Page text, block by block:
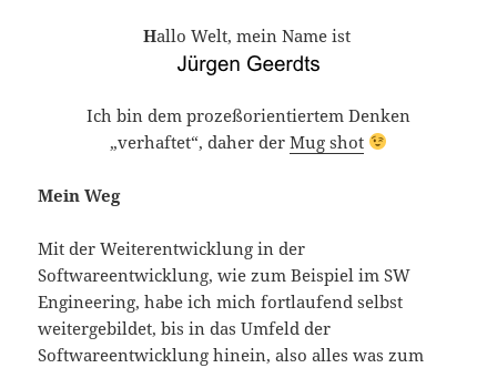
Hallo Welt, mein Name ist
Ich bin dem prozeßorientiertem Denken
„verhaftet“, daher der Mug shot
Mein Weg
Mit der Weiterentwicklung in der
Softwareentwicklung, wie zum Beispiel im SW
Engineering, habe ich mich fortlaufend selbst
weitergebildet, bis in das Umfeld der
Softwareentwicklung hinein, also alles was zum